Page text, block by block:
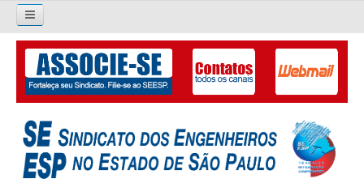
Pesquisar...
O SINDICATO
APRESENTAÇÃO
PALAVRA DO PRESIDENTE